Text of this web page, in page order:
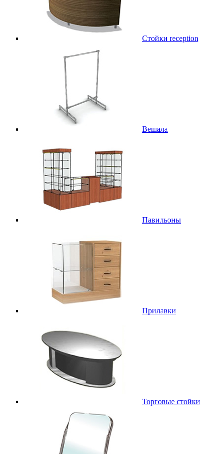
Стойки reception
Вешала
Павильоны
Прилавки
Торговые стойки